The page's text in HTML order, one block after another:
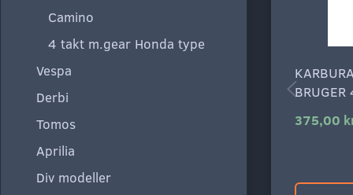
Camino
4 takt m.gear Honda type
Vespa
Derbi
Tomos
Aprilia
Div modeller
BRUGER
375,00